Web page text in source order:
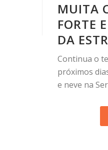
MUITA
FORTE
DA
Continua o
próximos
e neve na